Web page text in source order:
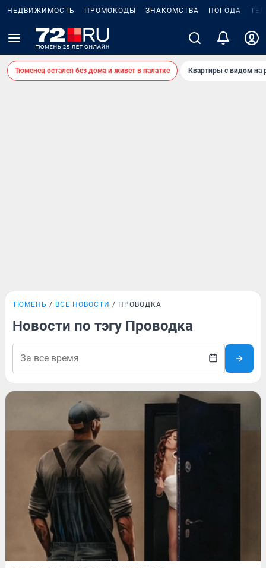
НЕДВИЖИМОСТЬ ПРОМОКОДЫ ЗНАКОМСТВА ПОГОДА
Тюменец остался без дома и живет в палатке Квартиры с видом на
ТЮМЕНЬ ВСЕ НОВОСТИ ПРОВОДКА
Новости по тэгу Проводка